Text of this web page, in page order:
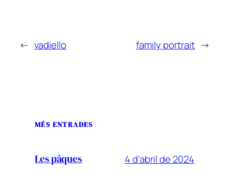
← vadiello family portrait →
MÉS ENTRADES
Les pâques 4 d'abril de 2024